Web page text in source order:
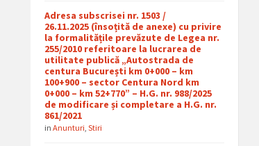
Adresa subscrisei nr. 1503 /
26.11.2025 (însoțită de anexe) cu privire
la formalitățile prevăzute de Legea nr.
255/2010 referitoare la lucrarea de
utilitate publică „Autostrada de
centura București km 0+000 – km
100+900 – sector Centura Nord km
0+000 – km 52+770” – H.G. nr. 988/2025
de modificare și completare a H.G. nr.
861/2021
inAnunturi ,Stiri